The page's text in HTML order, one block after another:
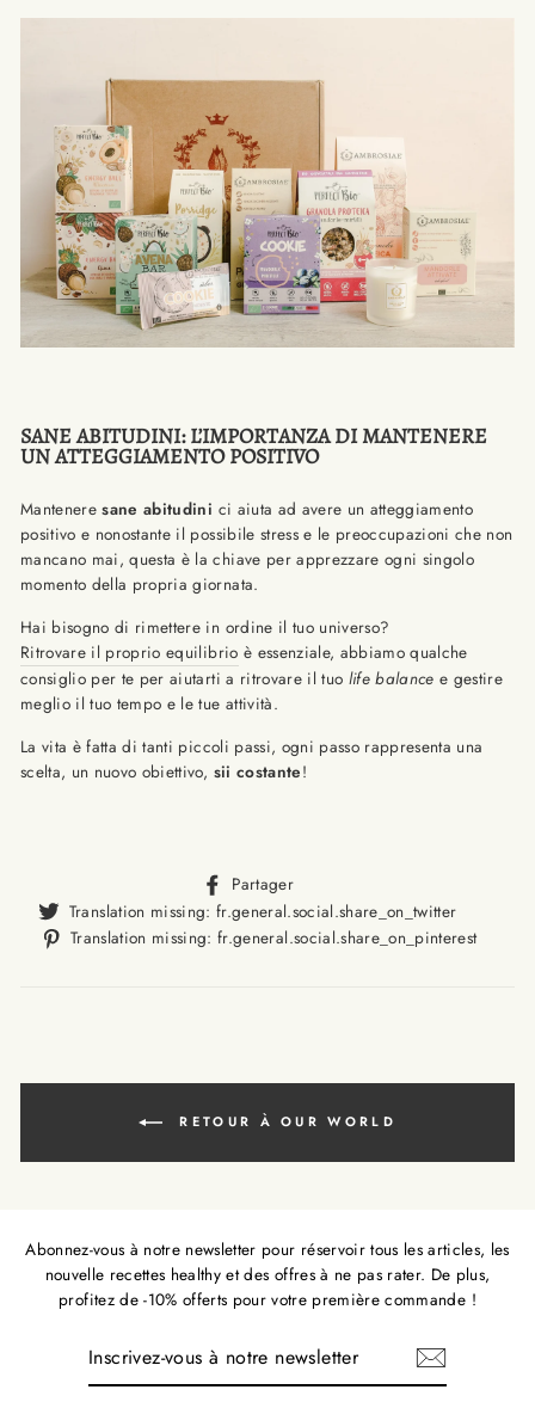
SANE ABITUDINI: L’IMPORTANZA DI MANTENERE
UN ATTEGGIAMENTO POSITIVO
Manteneresane abitudini ci aiuta ad avere un atteggiamento
positivo e nonostante il possibile stress e le preoccupazioni che non
mancano mai, questa è la chiave per apprezzare ogni singolo
momento della propria giornata.
Hai bisogno di rimettere in ordine il tuo universo?
Ritrovare il proprio equilibrio è essenziale, abbiamo qualche
consiglio per te per aiutarti a ritrovare il tuo life balance e gestire
meglio il tuo tempo e le tue attività.
La vita è fatta di tanti piccoli passi, ogni passo rappresenta una
scelta, un nuovo obiettivo, sii costante!
Partager
missing:
Translation missing: fr.general.social.share_on_twitter
missing:
Translation missing: fr.general.social.share_on_pinterest
RETOUR À OUR WORLD
Abonnez-vous à notre newsletter pour réservoir tous les articles, les
nouvelle recettes healthy et des offres à ne pas rater. De plus,
profitez de -10% offerts pour votre première commande !